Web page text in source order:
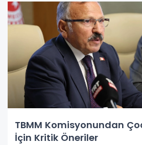
TBMM Komisyonundan
İçin Kritik Öneriler